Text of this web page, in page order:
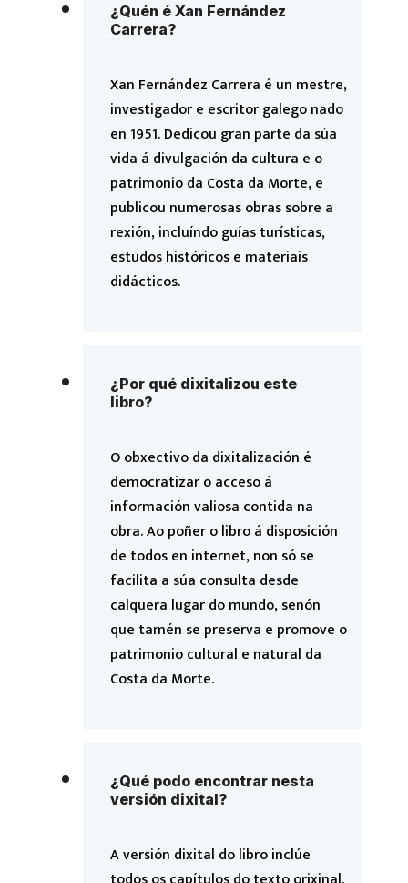
¿Quén é Xan Fernández
Carrera?
Xan Fernández Carrera é un mestre,
investigador e escritor galego nado
en 1951. Dedicou gran parte da súa
vida á divulgación da cultura e o
patrimonio da Costa da Morte, e
publicou numerosas obras sobre a
rexión, incluíndo guías turísticas,
estudos históricos e materiais
didácticos.
¿Por qué dixitalizou este
libro?
O obxectivo da dixitalización é
democratizar o acceso á
información valiosa contida na
obra. Ao poñer o libro á disposición
de todos en internet, non só se
facilita a súa consulta desde
calquera lugar do mundo, senón
que tamén se preserva e promove o
patrimonio cultural e natural da
Costa da Morte.
¿Qué podo encontrar nesta
versión dixital?
A versión dixital do libro inclúe